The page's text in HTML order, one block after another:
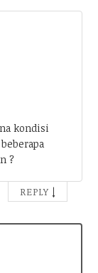
kondisi
?
REPLY ↓